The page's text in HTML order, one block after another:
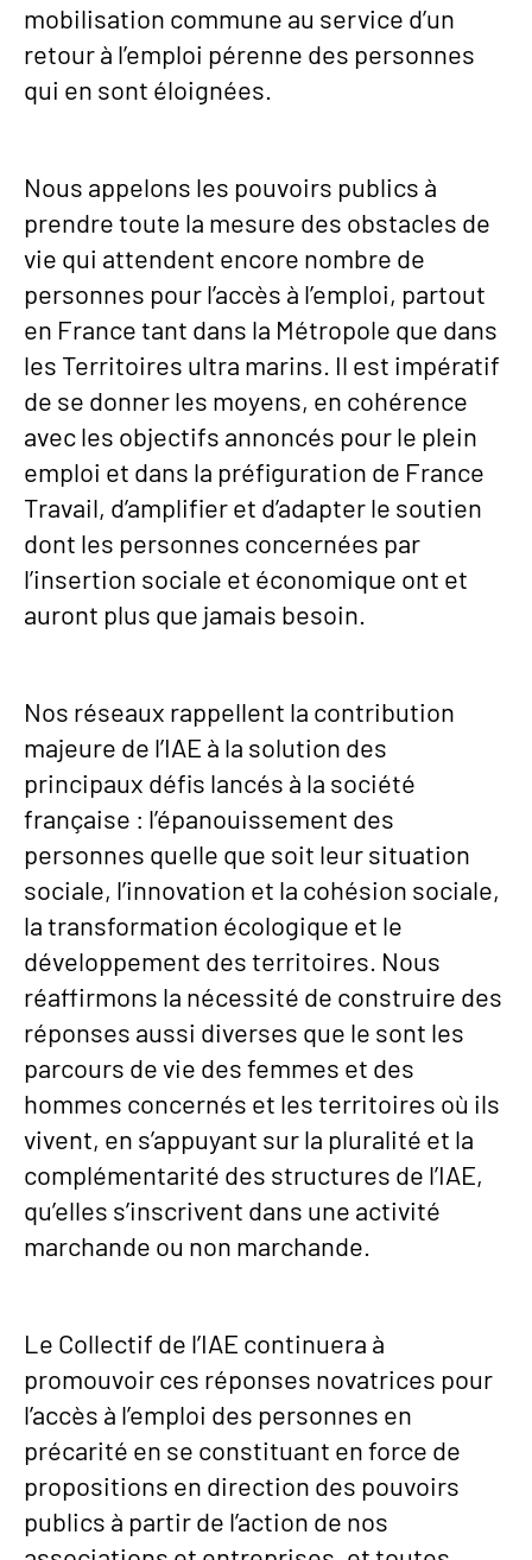
mobilisation commune au service d’un
retour à l’emploi pérenne des personnes
qui en sont éloignées.
Nous appelons les pouvoirs publics à
prendre toute la mesure des obstacles de
vie qui attendent encore nombre de
personnes pour l’accès à l’emploi, partout
en France tant dans la Métropole que dans
les Territoires ultra marins. Il est impératif
de se donner les moyens, en cohérence
avec les objectifs annoncés pour le plein
emploi et dans la préfiguration de France
Travail, d’amplifier et d’adapter le soutien
dont les personnes concernées par
l’insertion sociale et économique ont et
auront plus que jamais besoin.
Nos réseaux rappellent la contribution
majeure de l’IAE à la solution des
principaux défis lancés à la société
française : l’épanouissement des
personnes quelle que soit leur situation
sociale, l’innovation et la cohésion sociale,
la transformation écologique et le
développement des territoires. Nous
réaffirmons la nécessité de construire des
réponses aussi diverses que le sont les
parcours de vie des femmes et des
hommes concernés et les territoires où ils
vivent, en s’appuyant sur la pluralité et la
complémentarité des structures de l’IAE,
qu’elles s’inscrivent dans une activité
marchande ou non marchande.
Le Collectif de l’IAE continuera à
promouvoir ces réponses novatrices pour
l’accès à l’emploi des personnes en
précarité en se constituant en force de
propositions en direction des pouvoirs
publics à partir de l’action de nos